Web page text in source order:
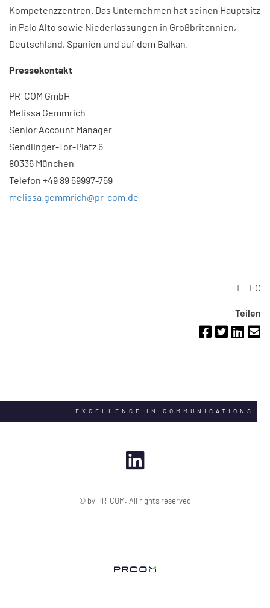
Kompetenzzentren. Das Unternehmen hat seinen Hauptsitz
in Palo Alto sowie Niederlassungen in Großbritannien,
Deutschland, Spanien und auf dem Balkan.​
Pressekontakt
PR-COM GmbH
Melissa Gemmrich
Senior Account Manager
Sendlinger-Tor-Platz 6
80336 München
Telefon +49 89 59997-759
melissa.gemmrich@pr-com.de
HTEC
Teilen
EXCELLENCE IN COMMUNICATIONS
© by PR-COM. All rights reserved